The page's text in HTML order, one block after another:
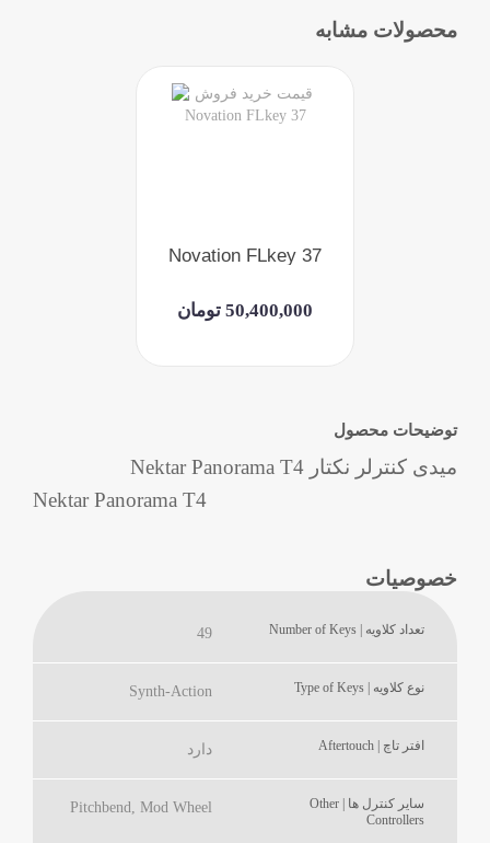
محصولات مشابه
Novation FLkey 37
50,400,000 تومان
توضیحات محصول
میدی کنترلر نکتار Nektar Panorama T4
Nektar Panorama T4
خصوصیات
تعداد کلاویه | Number of Keys 49
نوع کلاویه | Type of Keys Synth-Action
افتر تاچ | Aftertouch دارد
سایر کنترل ها | Other
Controllers
Pitchbend, Mod Wheel